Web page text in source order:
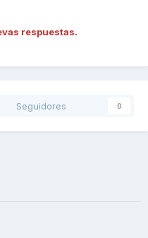
respuestas.
Seguidores 0